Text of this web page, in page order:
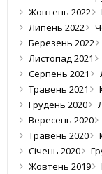
Жовтень 2022
Липень 2022
Березень 2022
Листопад 2021
Серпень 2021
Травень 2021
Грудень 2020
Вересень 2020
Травень 2020
Січень 2020
Жовтень 2019